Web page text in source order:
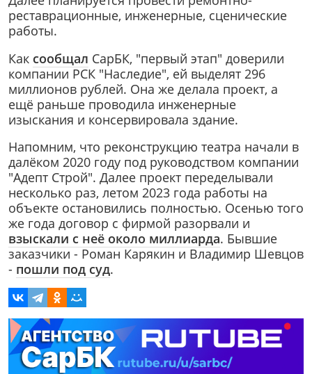
реставрационные, инженерные, сценические
работы.
Как сообщал СарБК, "первый этап" доверили
компании РСК "Наследие", ей выделят 296
миллионов рублей. Она же делала проект, а
ещё раньше проводила инженерные
изыскания и консервировала здание.
Напомним, что реконструкцию театра начали в
далёком 2020 году под руководством компании
"Адепт Строй". Далее проект переделывали
несколько раз, летом 2023 года работы на
объекте остановились полностью. Осенью того
же года договор с фирмой разорвали и
взыскали с неё около миллиарда. Бывшие
заказчики - Роман Карякин и Владимир Шевцов
- пошли под суд.